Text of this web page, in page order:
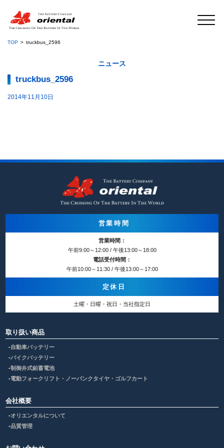
TOP truckbus_2596
ニュース
truckbus_2596
2014年11月10日
営業時間
営業時間：
午前9:00～12:00 / 午後13:00～18:00
電話受付時間：
午前10:00～11:30 / 午後13:00～17:00
定休日
土曜・日曜・祝日・当社指定日
取り扱い商品
自動車バッテリー
バイクバッテリー
制御弁式鉛蓄電池
電動フォークリフト・ノーパンクタイヤ・ゴルフカート
会社概要
オリエンタルについて
品質管理